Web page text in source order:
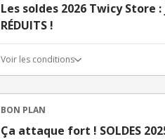
Les soldes 2026 Twicy Store
RÉDUITS !
Voir les conditions
BON PLAN
Ça attaque fort ! SOLDES